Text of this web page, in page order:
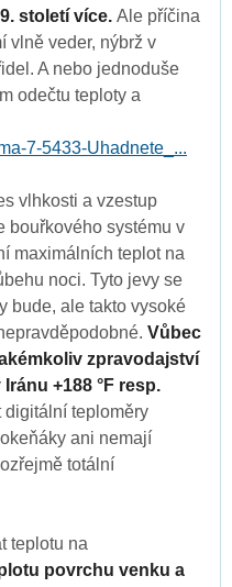
století více. Ale příčina
vlně veder, nýbrž v
A nebo jednoduše
odečtu teploty a
7-5433-Uhadnete_...
vlhkosti a vzestup
bouřkového systému v
maximálních teplot na
noci. Tyto jevy se
bude, ale takto vysoké
Vůbec
zpravodajství
+188 °F resp.
digitální teploměry
ani nemají
totální
teplotu na
povrchu venku a